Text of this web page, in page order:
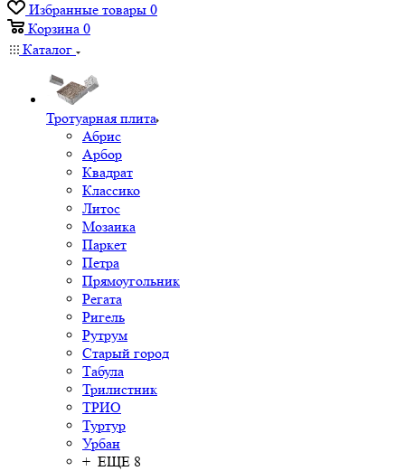
Избранные товары 0
Корзина 0
Каталог
Тротуарная плита
Абрис
Арбор
Квадрат
Классико
Литос
Мозаика
Паркет
Петра
Прямоугольник
Регата
Ригель
Рутрум
Старый город
Табула
Трилистник
ТРИО
Туртур
Урбан
+ ЕЩЕ 8